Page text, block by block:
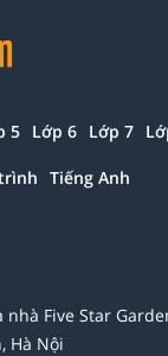
5 Lớp 6 Lớp 7
Tiếng Anh
nhà Five Star
Hà Nội